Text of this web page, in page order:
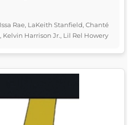
Issa Rae, LaKeith Stanfield, Chanté
Kelvin Harrison Jr., Lil Rel Howery